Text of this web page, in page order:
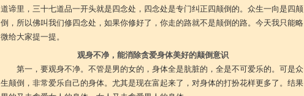
道谛里，三十七道品一开头就是四念处，四念处是专门纠正四颠倒的。众生一向是四颠
倒，所以佛叫我们修四念处，如果你修好了，你走的路就不是颠倒的路。今天我只能略
微给大家提一提。
观身不净，能消除贪爱身体美好的颠倒意识
第一，要观身不净。不管是男的女的，身体全是肮脏的，全是不可爱乐的。可是众
生颠倒，非常爱乐自己的身体。尤其是现在富起来了，对身体的打扮花样更多了。结果